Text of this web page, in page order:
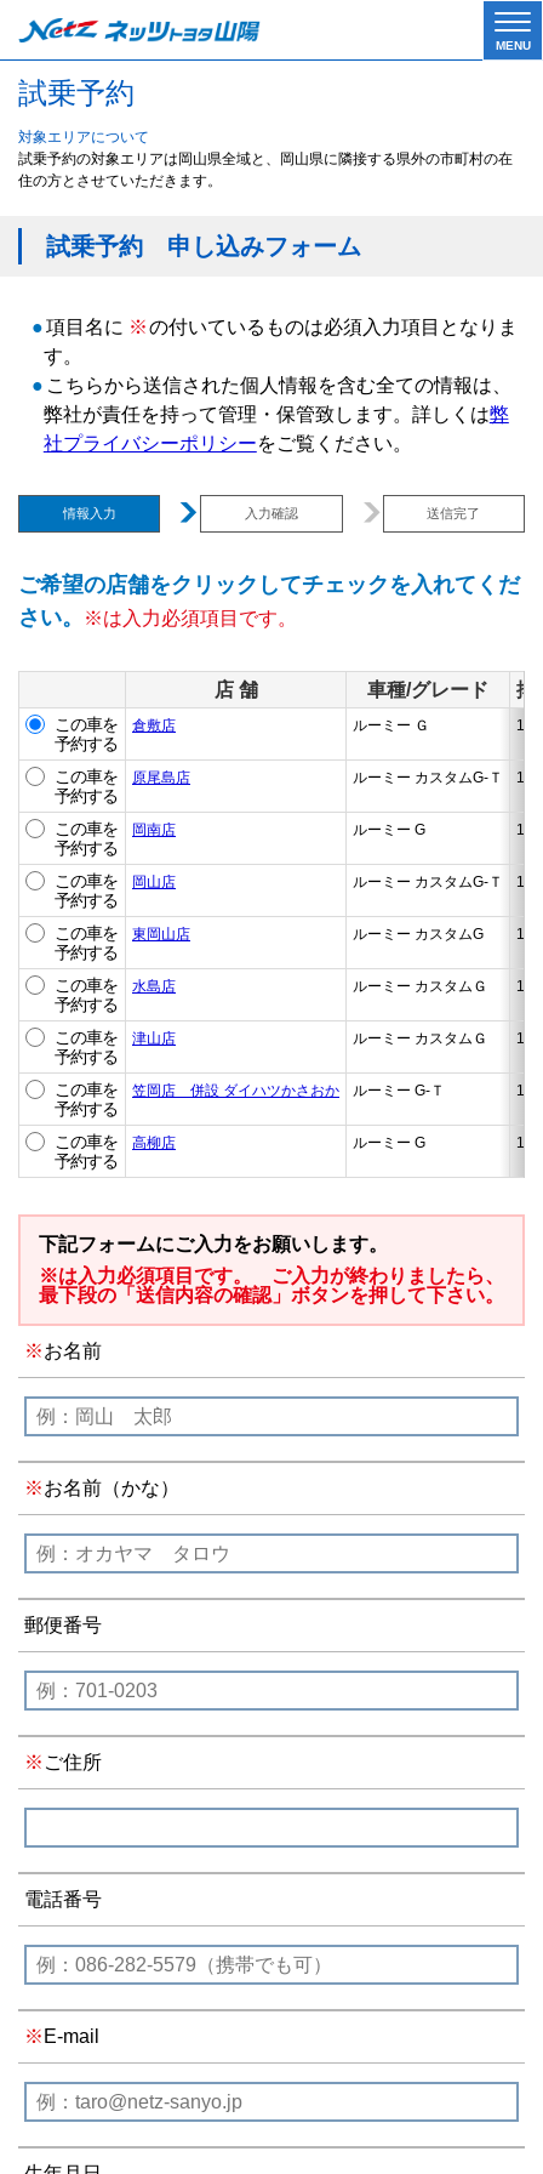
Tog
gle
MENU
試乗予約
対象エリアについて
試乗予約の対象エリアは岡山県全域と、岡山県に隣接する県外の市町村の在
住の方とさせていただきます。
試乗予約 申し込みフォーム
●項目名に ※の付いているものは必須入力項目となりま
す。
● こちらから送信された個人情報を含む全ての情報は、
弊社が責任を持って管理・保管致します。詳しくは弊
社プライバシーポリシーをご覧ください。
情報入力 入力確認 送信完了
ご希望の店舗をクリックしてチェックを入れてくだ
さい。
※は入力必須項目です。
店 舗 車種/グレード 排
この車を
予約する
倉敷店 ルーミー Ｇ
この車を
予約する
原尾島店 ルーミー カスタムG-Ｔ
この車を
予約する
岡南店 ルーミー G
この車を
予約する
岡山店 ルーミー カスタムG-Ｔ
この車を
予約する
東岡山店 ルーミー カスタムG
この車を
予約する
水島店 ルーミー カスタムＧ
この車を
予約する
津山店 ルーミー カスタムＧ
この車を
予約する
笠岡店 併設 ダイハツかさおか ルーミー G-Ｔ
この車を
予約する
高柳店 ルーミー G
下記フォームにご入力をお願いします。
※は入力必須項目です。 ご入力が終わりましたら、
最下段の「送信内容の確認」ボタンを押して下さい。
お名前
お名前（かな）
郵便番号
ご住所
電話番号
E-mail